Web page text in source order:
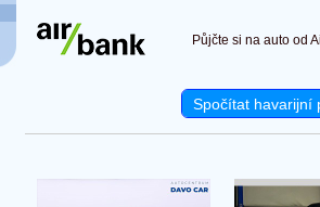
Půjčte si na auto od
Spočítat havarijní